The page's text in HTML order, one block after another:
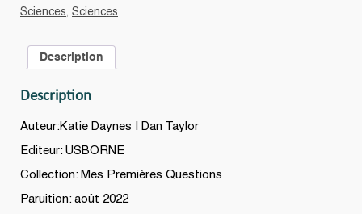
arbres
quantity
Sciences, Sciences
Description
Description
Auteur:Katie Daynes | Dan Taylor
Editeur: USBORNE
Collection: Mes Premières Questions
Paruition: août 2022